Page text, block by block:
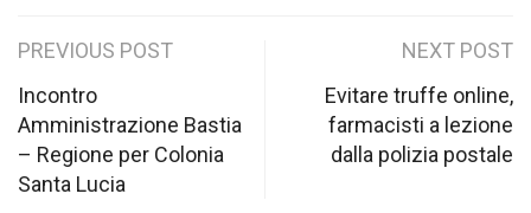
Post
navigation
PREVIOUS POST
Incontro
Amministrazione Bastia
– Regione per Colonia
Santa Lucia
NEXT POST
Evitare truffe online,
farmacisti a lezione
dalla polizia postale